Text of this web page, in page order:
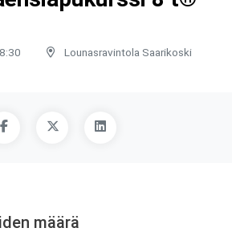
Lounasravintola Saarikoski
määrä